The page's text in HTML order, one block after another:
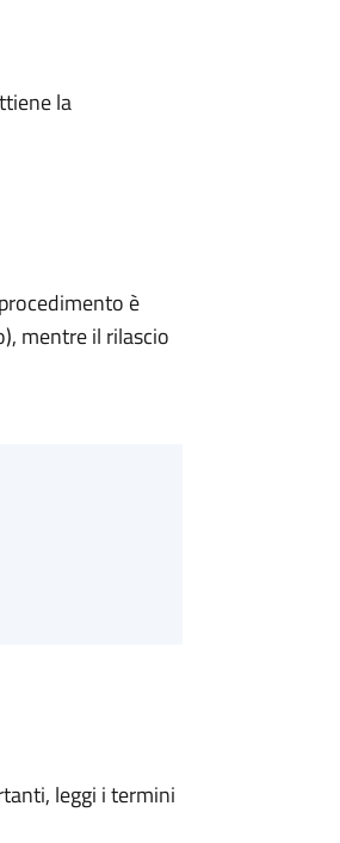
la
è
mentre il rilascio
leggi i termini